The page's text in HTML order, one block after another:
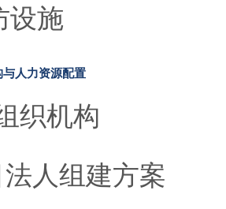
设施
人力资源配置
织机构
人组建方案